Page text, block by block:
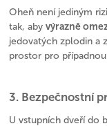
Oheň není jediným
tak, aby výrazně
jedovatých zplodin a
prostor pro případnou
3. Bezpečnostní
U vstupních dveří do